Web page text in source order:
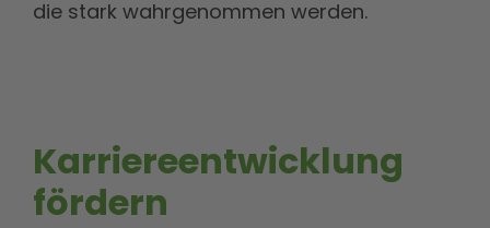
die stark wahrgenommen werden.
Karriereentwicklung
fördern